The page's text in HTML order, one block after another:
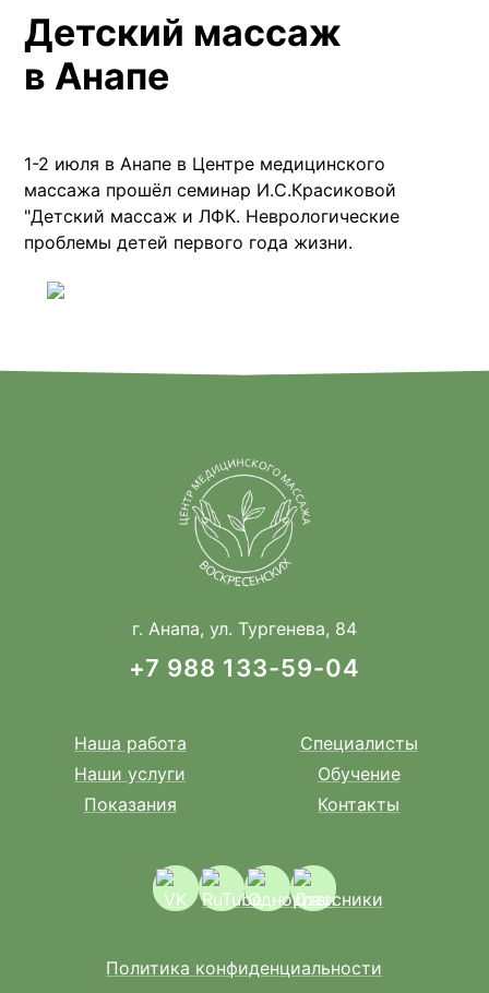
Детский массаж
в Анапе
1-2 июля в Анапе в Центре медицинского
массажа прошёл семинар И.С.Красиковой
"Детский массаж и ЛФК. Неврологические
проблемы детей первого года жизни.
г. Анапа, ул. Тургенева, 84
+7 988 133-59-04
Наша работа
Наши услуги
Показания
Специалисты
Обучение
Контакты
Политика конфиденциальности